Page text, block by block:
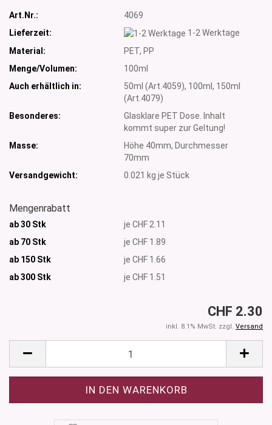
Art.Nr.:
4069
Lieferzeit:
1-2 Werktage
Material:
PET, PP
Menge/Volumen:
100ml
Auch erhältlich in:
50ml (Art.4059), 100ml, 150ml
(Art.4079)
Besonderes:
Glasklare PET Dose. Inhalt
kommt super zur Geltung!
Masse:
Höhe 40mm, Durchmesser
70mm
Versandgewicht:
0.021 kg je Stück
Mengenrabatt
ab 30 Stk
je CHF 2.11
ab 70 Stk
je CHF 1.89
ab 150 Stk
je CHF 1.66
ab 300 Stk je CHF 1.51
CHF 2.30
inkl. 8.1% MwSt. zzgl. Versand